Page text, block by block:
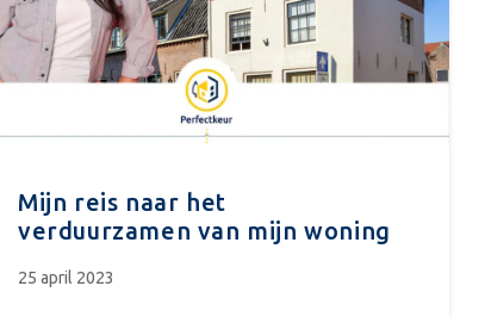
Mijn reis naar het
verduurzamen van mijn woning
25 april 2023